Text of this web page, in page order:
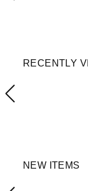
RECENTLY
NEW ITEMS